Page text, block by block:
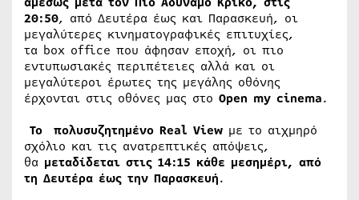
20:50, από Δευτέρα έως και Παρασκευή, οι
μεγαλύτερες κινηματογραφικές επιτυχίες,
τα box office που άφησαν εποχή, οι πιο
εντυπωσιακές περιπέτειες αλλά και οι
μεγαλύτεροι έρωτες της μεγάλης οθόνης
έρχονται στις οθόνες μας στο Open my cinema.
Το πολυσυζητημένο Real View με το αιχμηρό
σχόλιο και τις ανατρεπτικές απόψεις,
θα μεταδίδεται στις 14:15 κάθε μεσημέρι, από
τη Δευτέρα έως την Παρασκευή.